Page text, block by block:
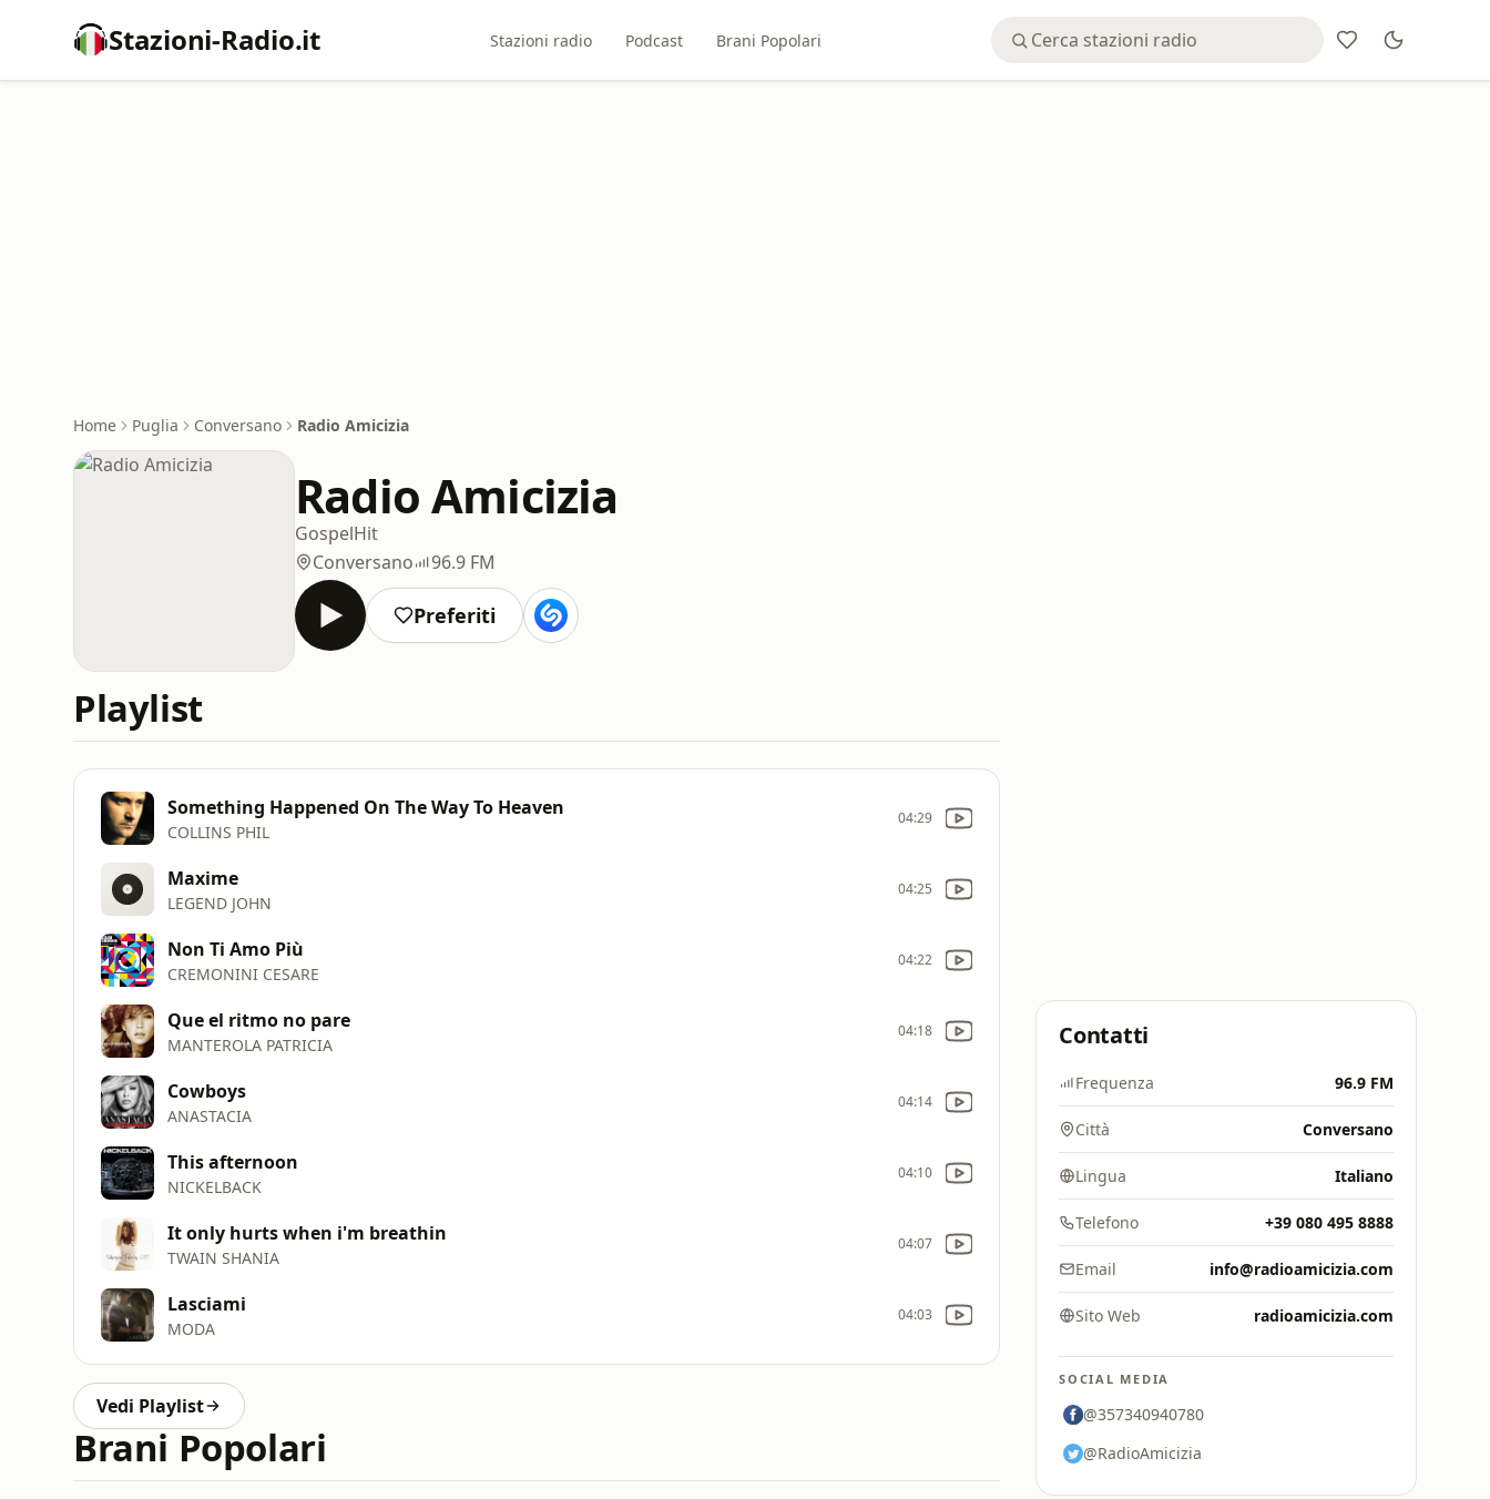
Stazioni-Radio.it Stazioni radio Podcast Brani Popolari
Home Puglia Conversano Radio Amicizia
Radio Amicizia
GospelHit
Conversano
96.9 FM
Preferiti
Playlist
Something Happened On The Way To Heaven
COLLINS PHIL
04:29
Maxime
LEGEND JOHN
04:25
Non Ti Amo Più
CREMONINI CESARE
04:22
Que el ritmo no pare
MANTEROLA PATRICIA
04:18
Cowboys
ANASTACIA
04:14
This afternoon
NICKELBACK
04:10
It only hurts when i'm breathin
TWAIN SHANIA
04:07
Lasciami
MODA
04:03
Vedi Playlist
Brani Popolari
Contatti
Frequenza 96.9 FM
Città Conversano
Lingua Italiano
Telefono +39 080 495 8888
Email info@radioamicizia.com
Sito Web radioamicizia.com
SOCIAL MEDIA
@357340940780
@RadioAmicizia